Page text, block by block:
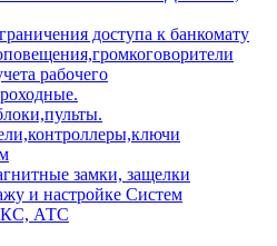
доступа к банкомату
рабочего
замки, защелки
и настройке Систем
АТС